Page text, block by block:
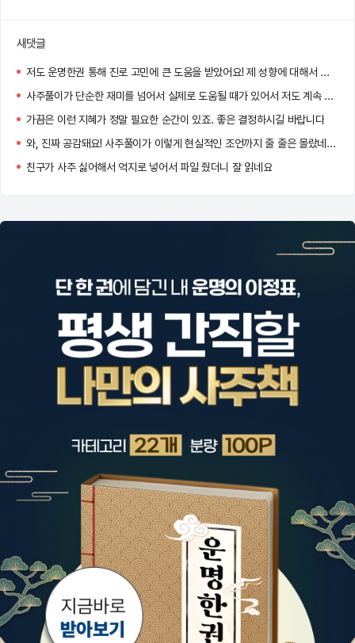
새댓글
저도 운명한권 통해 진로 고민에 큰 도움을 받았어요! 제 성향에 대해서 파고들다보니 고민 되었던 부분들이 한결 쉽게 해결되더라고요
사주풀이가 단순한 재미를 넘어서 실제로 도움될 때가 있어서 저도 계속 보게 되는 것 같아요 ㅎㅎ
가끔은 이런 지혜가 정말 필요한 순간이 있죠. 좋은 결정하시길 바랍니다
와, 진짜 공감돼요! 사주풀이가 이렇게 현실적인 조언까지 줄 줄은 몰랐네요. 특히 인간관계랑 직업운 부분이 정확했다니 더 흥미로워요! 앞으로도 좋은 선택하시길 바라요 !
친구가 사주 싫어해서 억지로 넣어서 파일 줬더니 잘 읽네요